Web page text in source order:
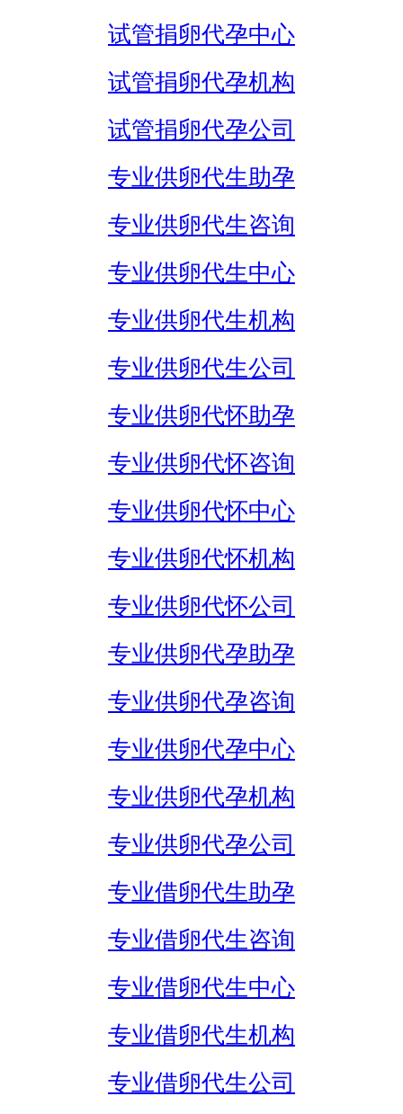
试管捐卵代孕中心
试管捐卵代孕机构
试管捐卵代孕公司
专业供卵代生助孕
专业供卵代生咨询
专业供卵代生中心
专业供卵代生机构
专业供卵代生公司
专业供卵代怀助孕
专业供卵代怀咨询
专业供卵代怀中心
专业供卵代怀机构
专业供卵代怀公司
专业供卵代孕助孕
专业供卵代孕咨询
专业供卵代孕中心
专业供卵代孕机构
专业供卵代孕公司
专业借卵代生助孕
专业借卵代生咨询
专业借卵代生中心
专业借卵代生机构
专业借卵代生公司